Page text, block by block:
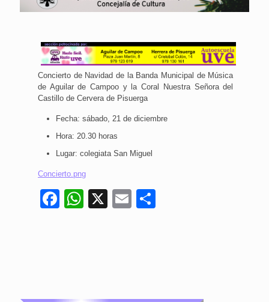
Concierto de Navidad de la Banda Municipal de Música
de Aguilar de Campoo y la Coral Nuestra Señora del
Castillo de Cervera de Pisuerga
Fecha: sábado, 21 de diciembre
Hora: 20.30 horas
Lugar: colegiata San Miguel
Concierto.png
Facebook
WhatsApp
X Email